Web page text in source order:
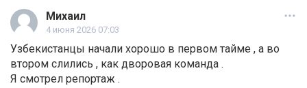
Михаил
4 июня 2026 07:03
Узбекистанцы начали хорошо в первом тайме , а во
втором слились , как дворовая команда .
Я смотрел репортаж .